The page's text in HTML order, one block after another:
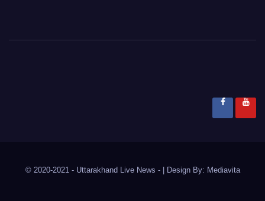
© 2020-2021 - Uttarakhand Live News - Design By: Mediavita